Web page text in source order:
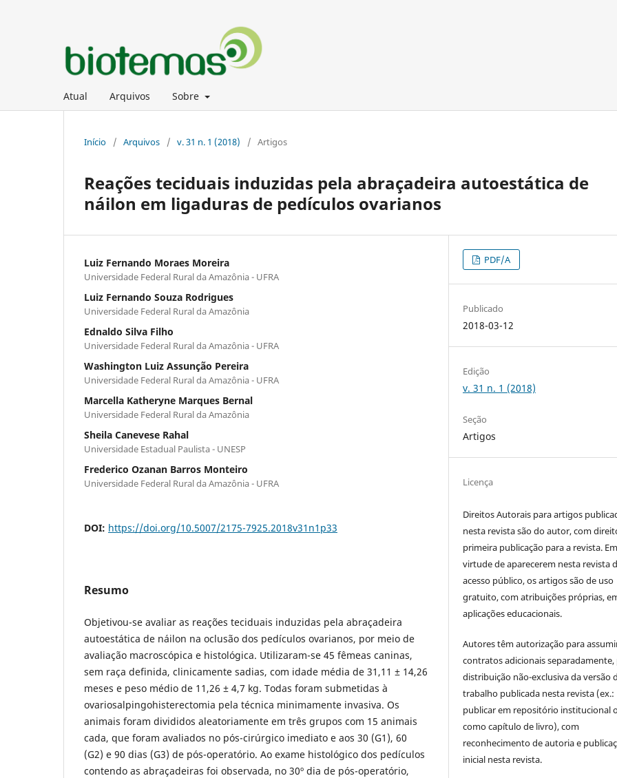
Atual Arquivos Sobre
Início / Arquivos / v. 31 n. 1 (2018) / Artigos
Reações teciduais induzidas pela abraçadeira autoestática de
náilon em ligaduras de pedículos ovarianos
Luiz Fernando Moraes Moreira
Universidade Federal Rural da Amazônia - UFRA
Luiz Fernando Souza Rodrigues
Universidade Federal Rural da Amazônia
Ednaldo Silva Filho
Universidade Federal Rural da Amazônia - UFRA
Washington Luiz Assunção Pereira
Universidade Federal Rural da Amazônia - UFRA
Marcella Katheryne Marques Bernal
Universidade Federal Rural da Amazônia
Sheila Canevese Rahal
Universidade Estadual Paulista - UNESP
Frederico Ozanan Barros Monteiro
Universidade Federal Rural da Amazônia - UFRA
DOI: https://doi.org/10.5007/2175-7925.2018v31n1p33
Resumo
Objetivou-se avaliar as reações teciduais induzidas pela abraçadeira
autoestática de náilon na oclusão dos pedículos ovarianos, por meio de
avaliação macroscópica e histológica. Utilizaram-se 45 fêmeas caninas,
sem raça definida, clinicamente sadias, com idade média de 31,11 ± 14,26
meses e peso médio de 11,26 ± 4,7 kg. Todas foram submetidas à
ovariosalpingohisterectomia pela técnica minimamente invasiva. Os
animais foram divididos aleatoriamente em três grupos com 15 animais
cada, que foram avaliados no pós-cirúrgico imediato e aos 30 (G1), 60
(G2) e 90 dias (G3) de pós-operatório. Ao exame histológico dos pedículos
contendo as abraçadeiras foi observada, no 30º dia de pós-operatório,
PDF/A
Publicado
2018-03-12
Edição
v. 31 n. 1 (2018)
Seção
Artigos
Licença
Direitos Autorais para artigos
nesta revista são do autor, com
primeira publicação para a revista. Em
virtude de aparecerem nesta revista
acesso público, os artigos são de uso
gratuito, com atribuições próprias,
aplicações educacionais.
Autores têm autorização para
contratos adicionais separadamente,
distribuição não-exclusiva da versão
trabalho publicada nesta revista (ex.:
publicar em repositório institucional
como capítulo de livro), com
reconhecimento de autoria e
inicial nesta revista.